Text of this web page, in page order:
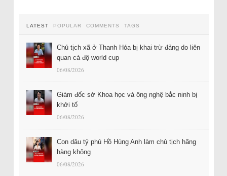
LATEST POPULAR COMMENTS TAGS
Chủ tịch xã ở Thanh Hóa bị khai trừ đảng do liên
quan cá độ world cup
06/08/2026
Giám đốc sở Khoa học và ông nghệ bắc ninh bị
khởi tố
06/08/2026
Con dâu tỷ phú Hồ Hùng Anh làm chủ tịch hãng
hàng không
06/08/2026